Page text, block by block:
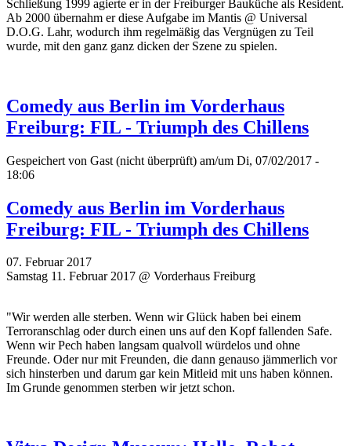
Schließung 1999 agierte er in der Freiburger Bauküche als Resident.
Ab 2000 übernahm er diese Aufgabe im Mantis @ Universal
D.O.G. Lahr, wodurch ihm regelmäßig das Vergnügen zu Teil
wurde, mit den ganz ganz dicken der Szene zu spielen.
Comedy aus Berlin im Vorderhaus
Freiburg: FIL - Triumph des Chillens
Gespeichert von Gast (nicht überprüft) am/um Di, 07/02/2017 -
18:06
Comedy aus Berlin im Vorderhaus
Freiburg: FIL - Triumph des Chillens
07. Februar 2017
Samstag 11. Februar 2017 @ Vorderhaus Freiburg
"Wir werden alle sterben. Wenn wir Glück haben bei einem
Terroranschlag oder durch einen uns auf den Kopf fallenden Safe.
Wenn wir Pech haben langsam qualvoll würdelos und ohne
Freunde. Oder nur mit Freunden, die dann genauso jämmerlich vor
sich hinsterben und darum gar kein Mitleid mit uns haben können.
Im Grunde genommen sterben wir jetzt schon.